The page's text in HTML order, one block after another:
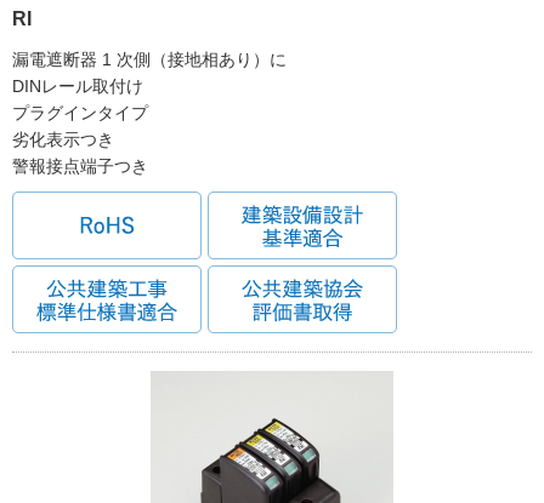
RI
漏電遮断器 1 次側（接地相あり）に
DINレール取付け
プラグインタイプ
劣化表示つき
警報接点端子つき